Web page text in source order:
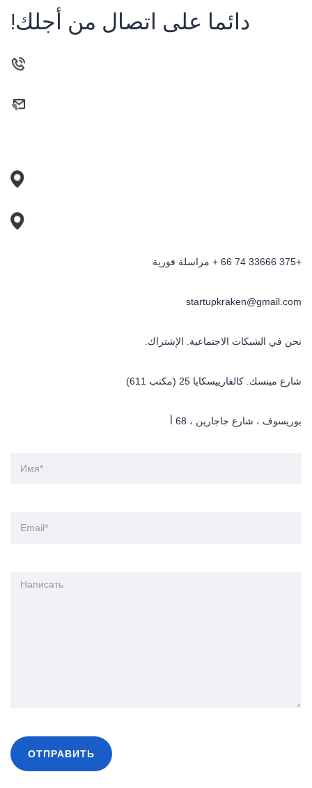
دائما على اتصال من أجلك!
+375 33666 74 66 + مراسلة فورية
startupkraken@gmail.com
نحن في الشبكات الاجتماعية. الإشتراك.
شارع مينسك. كالفارييسكايا 25 (مكتب 611)
بوريسوف ، شارع جاجارين ، 68 أ